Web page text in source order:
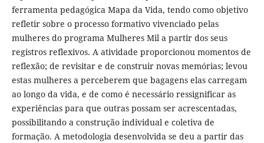
ferramenta pedagógica Mapa da Vida, tendo como objetivo
refletir sobre o processo formativo vivenciado pelas
mulheres do programa Mulheres Mil a partir dos seus
registros reflexivos. A atividade proporcionou momentos de
reflexão; de revisitar e de construir novas memórias; levou
estas mulheres a perceberem que bagagens elas carregam
ao longo da vida, e de como é necessário ressignificar as
experiências para que outras possam ser acrescentadas,
possibilitando a construção individual e coletiva de
formação. A metodologia desenvolvida se deu a partir das